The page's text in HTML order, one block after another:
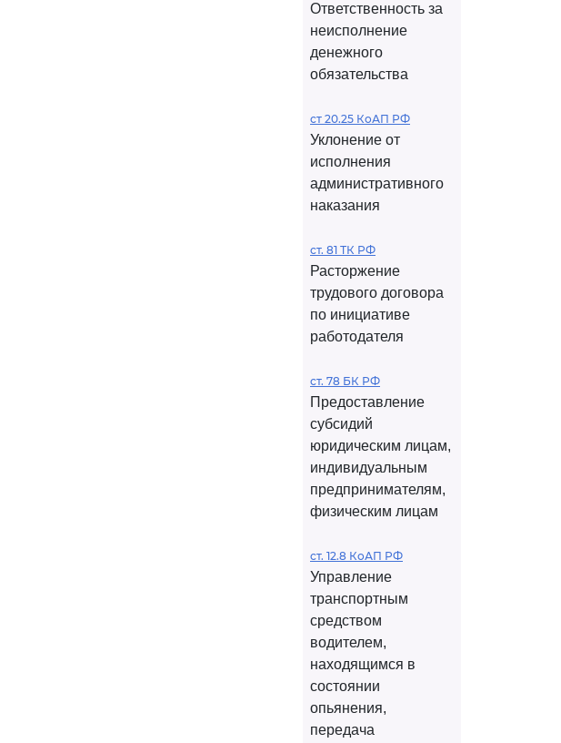
Ответственность за
неисполнение
денежного
обязательства
ст 20.25 КоАП РФ
Уклонение от
исполнения
административного
наказания
ст. 81 ТК РФ
Расторжение
трудового договора
по инициативе
работодателя
ст. 78 БК РФ
Предоставление
субсидий
юридическим лицам,
индивидуальным
предпринимателям,
физическим лицам
ст. 12.8 КоАП РФ
Управление
транспортным
средством
водителем,
находящимся в
состоянии
опьянения,
передача